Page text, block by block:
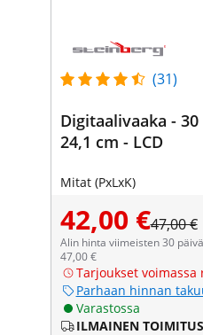
(31)
Digitaalivaaka -
24,1 cm - LCD
Mitat (PxLxK)
42,00 €47,00 €
Alin hinta viimeisten 30
47,00 €
Tarjoukset
Parhaan hinnan
Varastossa
ILMAINEN TOIMITUS